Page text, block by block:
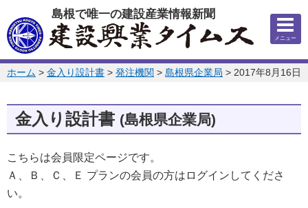
このページの本文へ
島根で唯一の建設産業情報新聞
メニュー
このページの位置:
ホーム > 金入り設計書 > 発注機関 > 島根県企業局 > 2017年8月16日
金入り設計書 (島根県企業局)
こちらは会員限定ページです。
Ａ、Ｂ、Ｃ、Ｅ プランの会員の方はログインしてくださ
い。